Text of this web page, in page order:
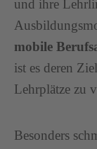
und ihre
mobile
ist es deren
Lehrplätze zu
Besonders